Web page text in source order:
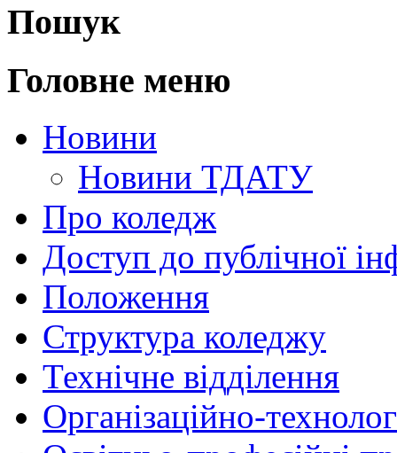
Пошук
Головне меню
Новини
Новини ТДАТУ
Про коледж
Доступ до публічної
Положення
Структура коледжу
Технічне відділення
Організаційно-